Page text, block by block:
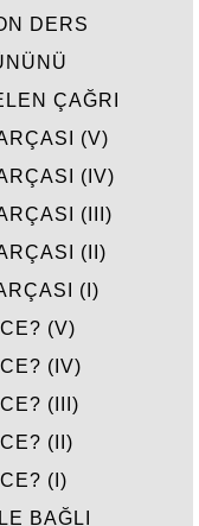
DERS
ÇAĞRI
(V)
(IV)
(III)
(II)
(I)
(V)
(IV)
(III)
(II)
(I)
BAĞLI